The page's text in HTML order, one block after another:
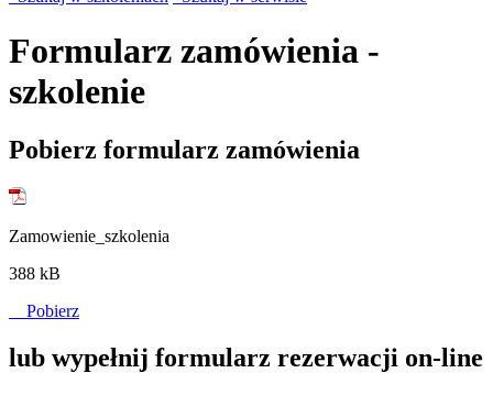
Formularz zamówienia -
szkolenie
Pobierz formularz zamówienia
Zamowienie_szkolenia
388 kB
Pobierz
lub wypełnij formularz rezerwacji on-line